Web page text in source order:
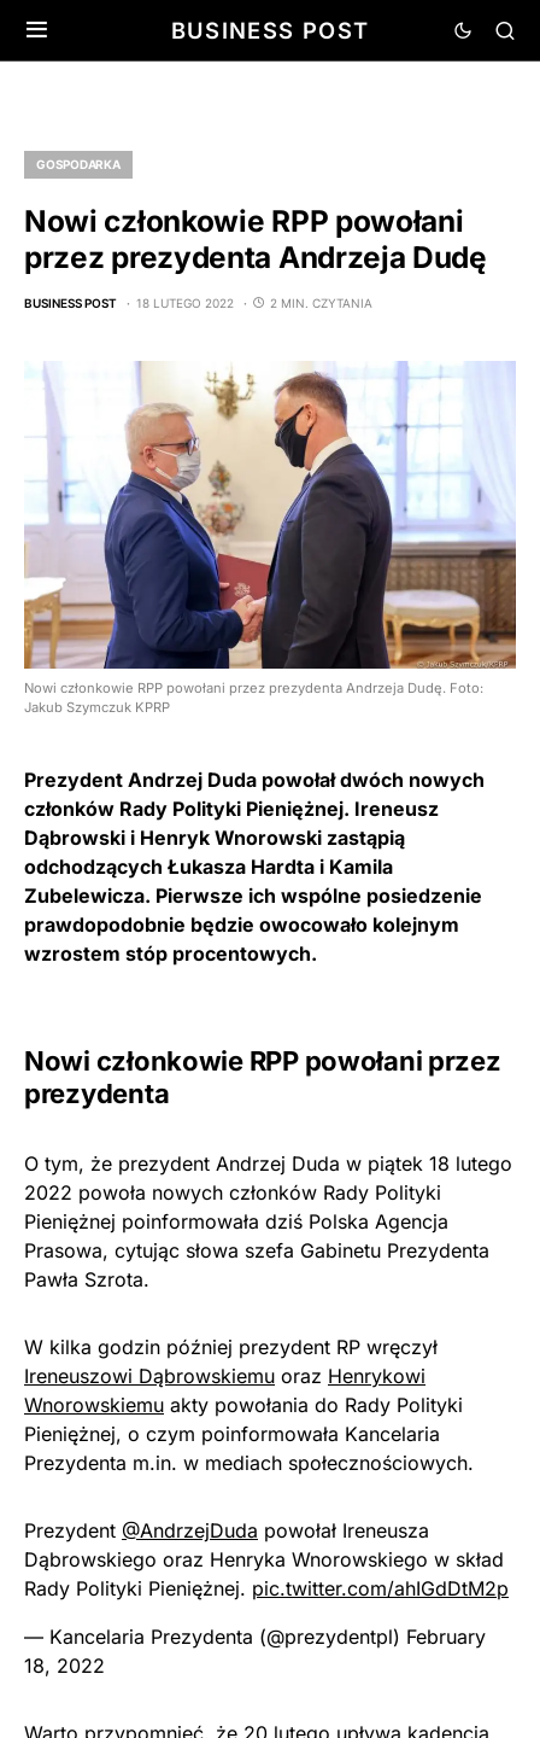
BUSINESS POST
GOSPODARKA
Nowi członkowie RPP powołani
przez prezydenta Andrzeja Dudę
BUSINESS POST 18 LUTEGO 2022 2 MIN. CZYTANIA
Nowi członkowie RPP powołani przez prezydenta Andrzeja Dudę. Foto:
Jakub Szymczuk KPRP
Prezydent Andrzej Duda powołał dwóch nowych
członków Rady Polityki Pieniężnej. Ireneusz
Dąbrowski i Henryk Wnorowski zastąpią
odchodzących Łukasza Hardta i Kamila
Zubelewicza. Pierwsze ich wspólne posiedzenie
prawdopodobnie będzie owocowało kolejnym
wzrostem stóp procentowych.
Nowi członkowie RPP powołani przez
prezydenta
O tym, że prezydent Andrzej Duda w piątek 18 lutego
2022 powoła nowych członków Rady Polityki
Pieniężnej poinformowała dziś Polska Agencja
Prasowa, cytując słowa szefa Gabinetu Prezydenta
Pawła Szrota.
W kilka godzin później prezydent RP wręczył
Ireneuszowi Dąbrowskiemu oraz Henrykowi
Wnorowskiemu akty powołania do Rady Polityki
Pieniężnej, o czym poinformowała Kancelaria
Prezydenta m.in. w mediach społecznościowych.
Prezydent @AndrzejDuda powołał Ireneusza
Dąbrowskiego oraz Henryka Wnorowskiego w skład
Rady Polityki Pieniężnej. pic.twitter.com/ahIGdDtM2p
— Kancelaria Prezydenta (@prezydentpl) February
18, 2022
Warto przypomnieć, że 20 lutego upływa kadencja